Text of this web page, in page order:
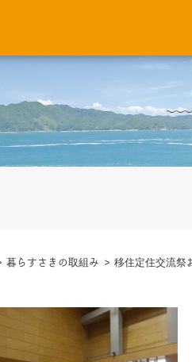
暮らすさきの取組み > 移住定住交流祭